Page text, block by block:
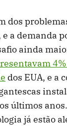
dos
a demanda
ainda
dos EUA, e a
últimos
já estão